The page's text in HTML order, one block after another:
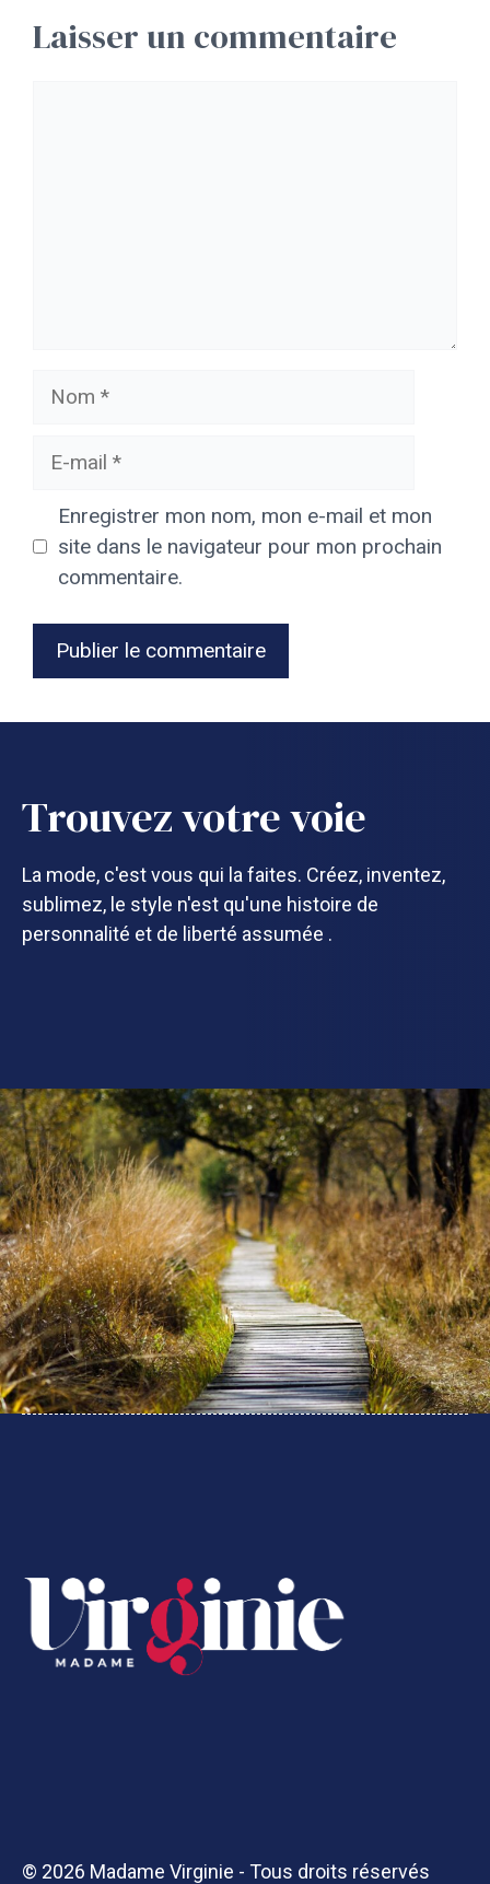
Laisser un commentaire
Nom
Enregistrer mon nom, mon e-mail et mon
site dans le navigateur pour mon prochain
commentaire.
Trouvez votre voie
La mode, c'est vous qui la faites. Créez, inventez,
sublimez, le style n'est qu'une histoire de
personnalité et de liberté assumée .
© 2026 Madame Virginie - Tous droits réservés